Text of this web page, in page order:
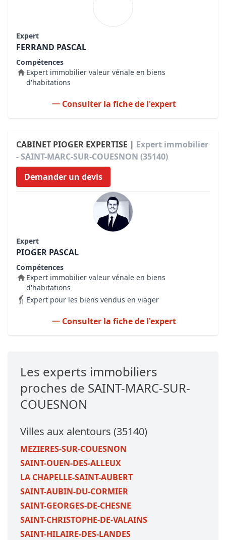
Expert
FERRAND PASCAL
Compétences
Expert immobilier valeur vénale en biens
d'habitations
Consulter la fiche de l'expert
CABINET PIOGER EXPERTISE | Expert immobilier
- SAINT-MARC-SUR-COUESNON (35140)
Demander un devis
Expert
PIOGER PASCAL
Compétences
Expert immobilier valeur vénale en biens
d'habitations
Expert pour les biens vendus en viager
Consulter la fiche de l'expert
Les experts immobiliers
proches de SAINT-MARC-SUR-
COUESNON
Villes aux alentours (35140)
MEZIERES-SUR-COUESNON
SAINT-OUEN-DES-ALLEUX
LA CHAPELLE-SAINT-AUBERT
SAINT-AUBIN-DU-CORMIER
SAINT-GEORGES-DE-CHESNE
SAINT-CHRISTOPHE-DE-VALAINS
SAINT-HILAIRE-DES-LANDES